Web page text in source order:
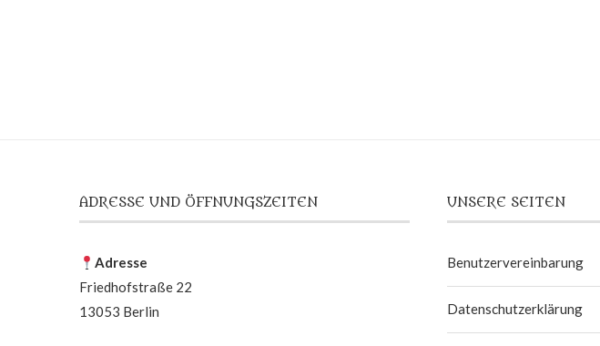
ADRESSE UND ÖFFNUNGSZEITEN
Adresse
Friedhofstraße 22
13053 Berlin
UNSERE SEITEN
Benutzervereinbarung
Datenschutzerklärung